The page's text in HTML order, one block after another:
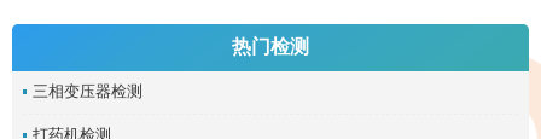
热门检测
三相变压器检测
打药机检测